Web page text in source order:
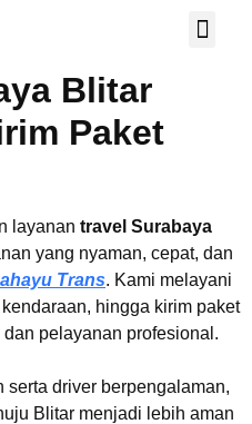
Blitar
Paket
layanan travel Surabaya
yang nyaman, cepat, dan
Trans. Kami melayani
hingga kirim paket
pelayanan profesional.
serta driver berpengalaman,
Blitar menjadi lebih aman